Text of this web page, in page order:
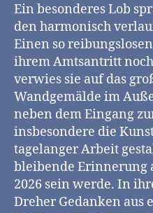
Ein besonderes Lob
den harmonisch
Einen so
ihrem Amtsantritt
verwies sie auf das
Wandgemälde im
neben dem Eingang
insbesondere die
tagelanger Arbeit
bleibende Erinnerung
2026 sein werde. In
Dreher Gedanken aus